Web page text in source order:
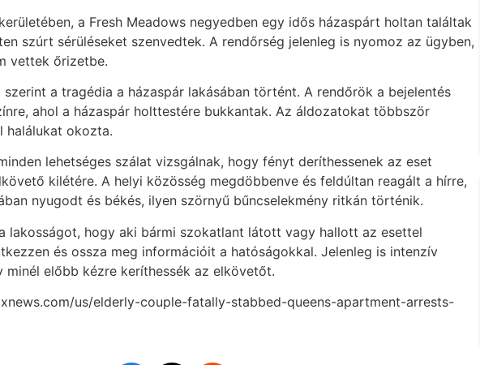
a Fresh Meadows negyedben egy idős házaspárt holtan találtak
szúrt sérüléseket szenvedtek. A rendőrség jelenleg is nyomoz az ügyben,
vettek őrizetbe.
szerint a tragédia a házaspár lakásában történt. A rendőrök a bejelentés
ahol a házaspár holttestére bukkantak. Az áldozatokat többször
halálukat okozta.
lehetséges szálat vizsgálnak, hogy fényt deríthessenek az eset
kilétére. A helyi közösség megdöbbenve és feldúltan reagált a hírre,
nyugodt és békés, ilyen szörnyű bűncselekmény ritkán történik.
lakosságot, hogy aki bármi szokatlant látott vagy hallott az esettel
és ossza meg információit a hatóságokkal. Jelenleg is intenzív
minél előbb kézre keríthessék az elkövetőt.
us/elderly-couple-fatally-stabbed-queens-apartment-arrests-